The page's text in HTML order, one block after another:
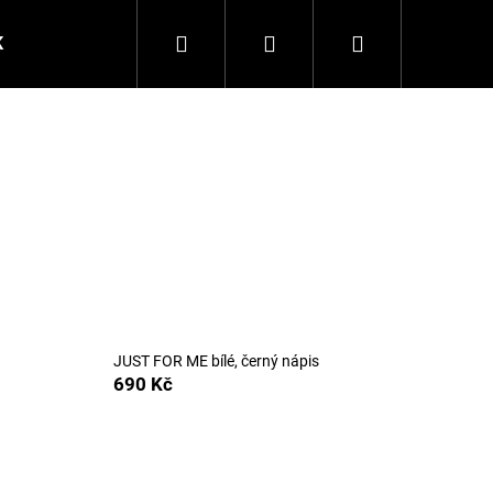
Triko JUST FOR ME Šaty JUST YOU
Hledat PřihlášeníNákupní
JUST FOR ME bílé, černý nápis
690 Kč